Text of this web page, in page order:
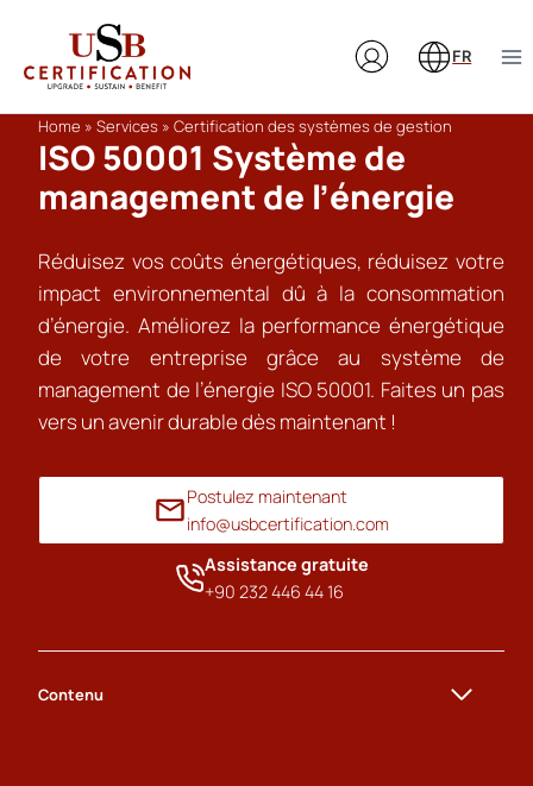
contenu
FR
Home » Services » Certification des systèmes de gestion
ISO 50001 Système de
management de l’énergie
Réduisez vos coûts énergétiques, réduisez votre
impact environnemental dû à la consommation
d’énergie. Améliorez la performance énergétique
de votre entreprise grâce au système de
management de l’énergie ISO 50001. Faites un pas
vers un avenir durable dès maintenant !
Postulez maintenant
info@usbcertification.com
Assistance gratuite
+90 232 446 44 16
Contenu